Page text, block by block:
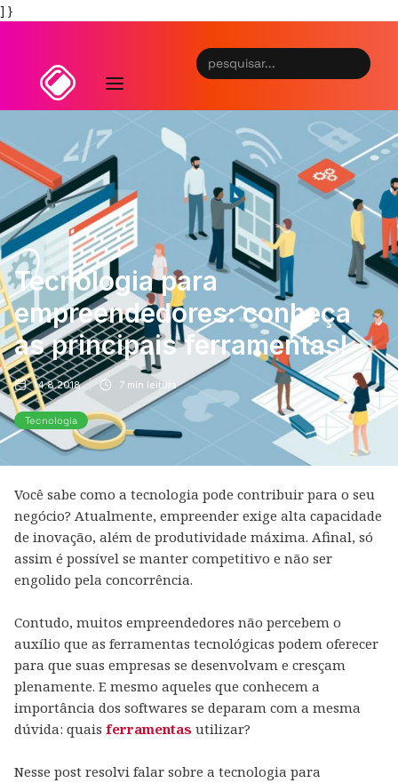
] }
Tecnologia para
empreendedores: conheça
as principais ferramentas!
14.8.2018 7 min leitura
Tecnologia
Você sabe como a tecnologia pode contribuir para o seu
negócio? Atualmente, empreender exige alta capacidade
de inovação, além de produtividade máxima. Afinal, só
assim é possível se manter competitivo e não ser
engolido pela concorrência.
Contudo, muitos empreendedores não percebem o
auxílio que as ferramentas tecnológicas podem oferecer
para que suas empresas se desenvolvam e cresçam
plenamente. E mesmo aqueles que conhecem a
importância dos softwares se deparam com a mesma
dúvida: quais ferramentas utilizar?
Nesse post resolvi falar sobre a tecnologia para